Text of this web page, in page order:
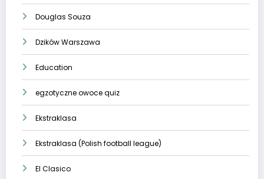
Douglas Souza
Dzików Warszawa
Education
egzotyczne owoce quiz
Ekstraklasa
Ekstraklasa (Polish football league)
El Clasico